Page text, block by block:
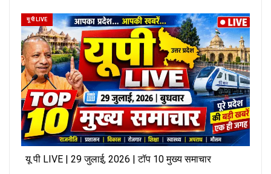
यू पी LIVE
यू पी LIVE | 29 जुलाई, 2026 | टॉप 10 मुख्य समाचार